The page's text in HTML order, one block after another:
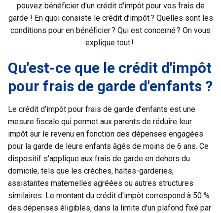
pouvez bénéficier d'un crédit d'impôt pour vos frais de
garde ! En quoi consiste le crédit d’impôt ? Quelles sont les
conditions pour en bénéficier ? Qui est concerné ? On vous
explique tout !
Qu'est-ce que le crédit d'impôt
pour frais de garde d'enfants ?
Le crédit d’impôt pour frais de garde d’enfants est une
mesure fiscale qui permet aux parents de réduire leur
impôt sur le revenu en fonction des dépenses engagées
pour la garde de leurs enfants âgés de moins de 6 ans. Ce
dispositif s'applique aux frais de garde en dehors du
domicile, tels que les crèches, haltes-garderies,
assistantes maternelles agréées ou autres structures
similaires. Le montant du crédit d'impôt correspond à 50 %
des dépenses éligibles, dans la limite d'un plafond fixé par